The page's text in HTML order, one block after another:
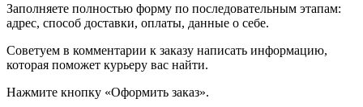
​​​​​​​Заполняете полностью форму по последовательным этапам:
адрес, способ доставки, оплаты, данные о себе.
​​​​​​​Советуем в комментарии к заказу написать информацию,
которая поможет курьеру вас найти.
​​​​​​​Нажмите кнопку «Оформить заказ».